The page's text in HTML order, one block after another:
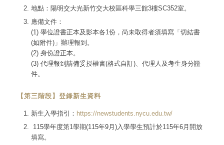
地點：陽明交大光新竹交大校區科學三館3樓SC352室。
應備文件：
(1) 學位證書正本及影本各1份，尚未取得者須填寫「切結書
(如附件)」辦理報到。
(2) 身份證正本。
(3) 代理報到請備妥授權書(格式自訂)、代理人及考生身分證
件。
【第三階段】登錄新生資料
新生入學指引： https://newstudents.nycu.edu.tw/
115學年度第1學期(115年9月)入學學生預計於115年6月開放
填寫。